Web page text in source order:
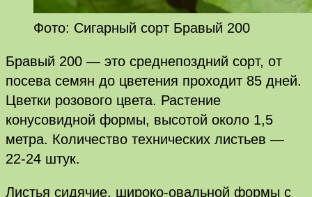
Фото: Сигарный сорт Бравый 200
Бравый 200 — это среднепоздний сорт, от
посева семян до цветения проходит 85 дней.
Цветки розового цвета. Растение
конусовидной формы, высотой около 1,5
метра. Количество технических листьев —
22-24 штук.
Листья сидячие, широко-овальной формы с